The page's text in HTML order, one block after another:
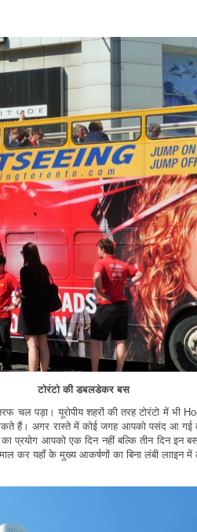
टोरंटो की डबलडेकर बस
चल पड़ा। यूरोपीय शहरों की तरह टोरंटो में भी
हैं। अगर रास्ते में कोई जगह आपको पसंद आ गई
प्रयोग आपको एक दिन नहीं बल्कि तीन दिन इन
कर यहाँ के मुख्य आकर्षणों का बिना लंबी